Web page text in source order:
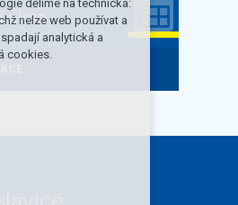
akce
cookies
vše
dělíme na technická:
nelze web používat a
analytická a
cookies.